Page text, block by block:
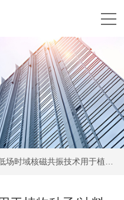
域核磁共振技术用于植物种子/油料作物含油率检测 -大豆含油率检测